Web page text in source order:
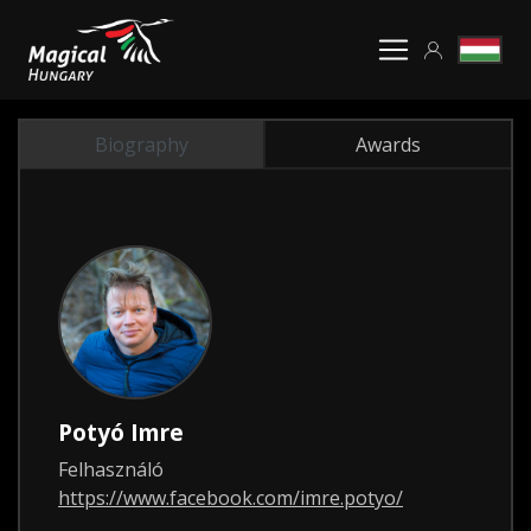
Biography Awards
Potyó Imre
Felhasználó
https://www.facebook.com/imre.potyo/